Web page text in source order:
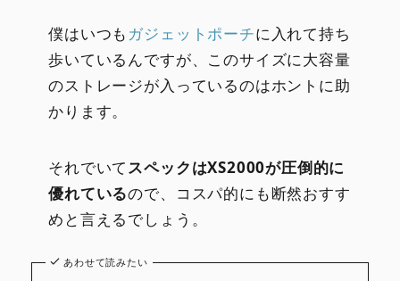
僕はいつも ガジェットポーチに入れて持ち
歩いているんですが、このサイズに大容量
のストレージが入っているのはホントに助
かります。
それでいてスペックはXS2000が圧倒的に
優れているので、コスパ的にも断然おすす
めと言えるでしょう。
あわせて読みたい